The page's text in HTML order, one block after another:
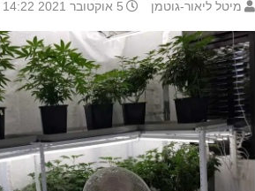
מיטל ליאור-גוטמן 5 אוקטובר 2021 14:22